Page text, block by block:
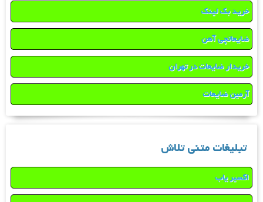
خرید بک لینک
ضایعاتچی آهن
خریدار ضایعات در تهران
آرمین ضایعات
تبلیغات متنی تلاش
اکسیر یاب